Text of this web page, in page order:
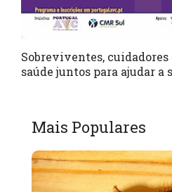
Sobreviventes,
saúde juntos para ajudar a
Mais Populares